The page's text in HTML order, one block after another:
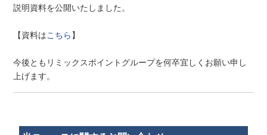
説明資料を公開いたしました。
【資料はこちら 】
今後ともリミックスポイントグループを何卒宜しくお願い申し
上げます。